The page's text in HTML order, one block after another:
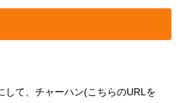
して、チャーハン(こちらのURLを